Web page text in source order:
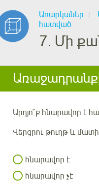
Առարկաներ
հատված
7. Մի
Արդյո՞ք հնարավոր է
Վերցրու թուղթ և
հնարավոր է
հնարավոր չէ